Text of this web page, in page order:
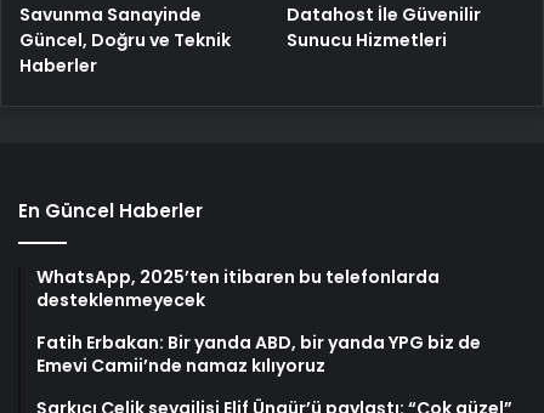
Savunma Sanayinde
Güncel, Doğru ve Teknik
Haberler
Datahost İle Güvenilir
Sunucu Hizmetleri
En Güncel Haberler
WhatsApp, 2025’ten itibaren bu telefonlarda
desteklenmeyecek
Fatih Erbakan: Bir yanda ABD, bir yanda YPG biz de
Emevi Camii’nde namaz kılıyoruz
Şarkıcı Çelik sevgilisi Elif Üngür’ü paylaştı: “Çok güzel”